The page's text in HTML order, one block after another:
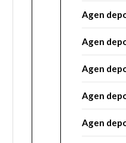
Agen
Agen
Agen
Agen
Agen